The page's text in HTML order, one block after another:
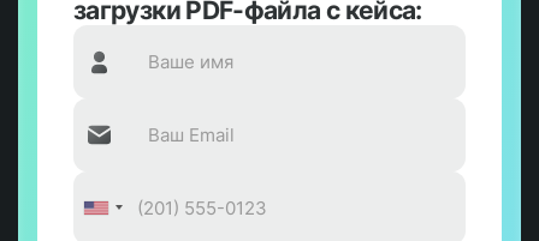
загрузки PDF-файла с кейса: